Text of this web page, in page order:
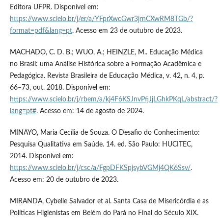
Editora UFPR. Disponível em:
https://www.scielo.br/j/er/a/YFprXwcGwr3jrnCXwRM8TGb/?
format=pdf&lang=pt. Acesso em 23 de outubro de 2023.
MACHADO, C. D. B.; WUO, A.; HEINZLE, M.. Educação Médica
no Brasil: uma Análise Histórica sobre a Formação Acadêmica e
Pedagógica. Revista Brasileira de Educação Médica, v. 42, n. 4, p.
66–73, out. 2018. Disponível em:
https://www.scielo.br/j/rbem/a/kj4F6KSJnvPfjJjLGhkPKqL/abstract/?
lang=pt#. Acesso em: 14 de agosto de 2024.
MINAYO, Maria Cecília de Souza. O Desafio do Conhecimento:
Pesquisa Qualitativa em Saúde. 14. ed. São Paulo: HUCITEC,
2014. Disponível em:
https://www.scielo.br/j/csc/a/FgpDFKSpjsybVGMj4QK6Ssv/.
Acesso em: 20 de outubro de 2023.
MIRANDA, Cybelle Salvador et al. Santa Casa de Misericórdia e as
Políticas Higienistas em Belém do Pará no Final do Século XIX.